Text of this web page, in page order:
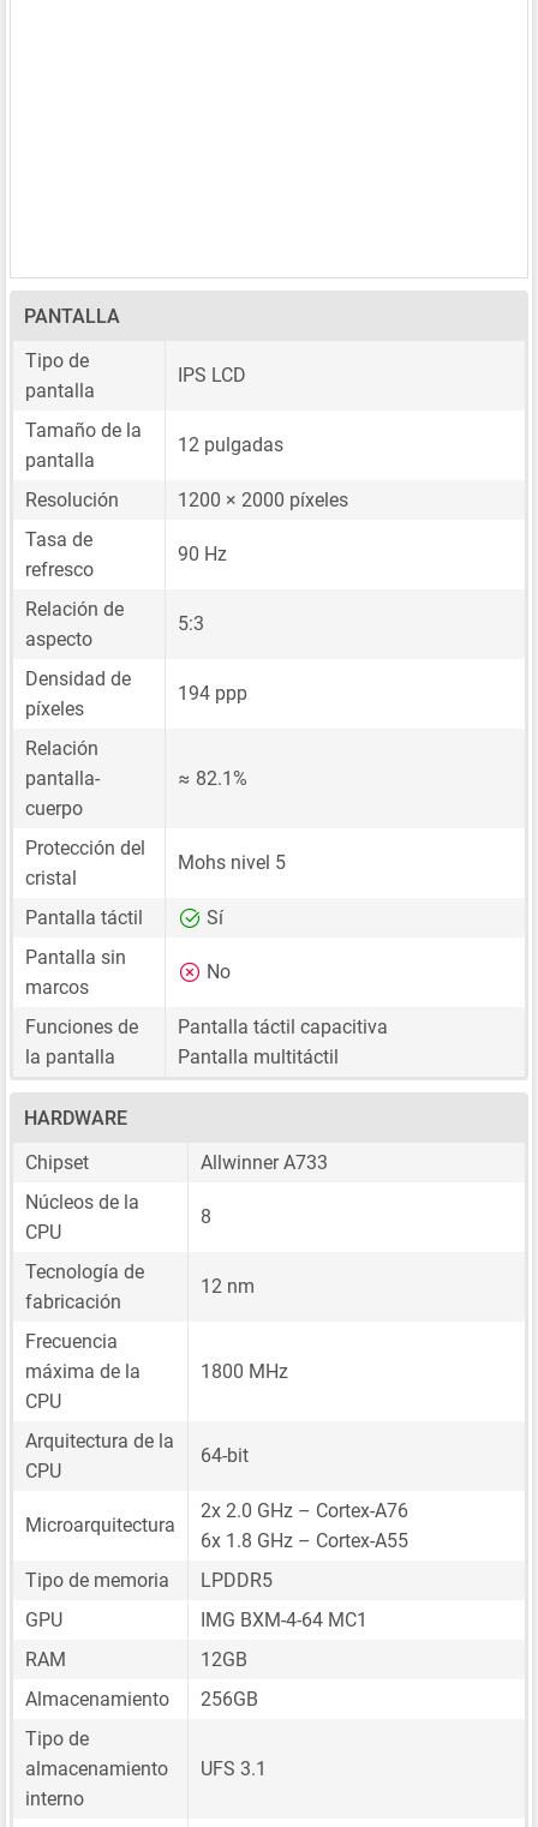
PANTALLA
Tipo de
pantalla
IPS LCD
Tamaño de la
pantalla
12 pulgadas
Resolución
1200 × 2000 píxeles
Tasa de
refresco
90 Hz
Relación de
aspecto
5:3
Densidad de
píxeles
194 ppp
Relación
pantalla-
cuerpo
≈ 82.1%
Protección del
cristal
Mohs nivel 5
Pantalla táctil
Sí
Pantalla sin
marcos
No
Funciones de
la pantalla
Pantalla táctil capacitiva
Pantalla multitáctil
HARDWARE
Chipset
Allwinner A733
Núcleos de la
CPU
8
Tecnología de
fabricación
12 nm
Frecuencia
máxima de la
CPU
1800 MHz
Arquitectura de la
CPU
64-bit
Microarquitectura
2x 2.0 GHz – Cortex-A76
6x 1.8 GHz – Cortex-A55
Tipo de memoria
LPDDR5
GPU
IMG BXM-4-64 MC1
RAM
12GB
Almacenamiento
256GB
Tipo de
almacenamiento
interno
UFS 3.1